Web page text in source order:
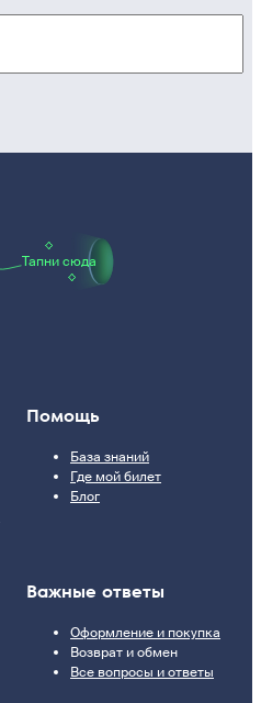
Тапни сюда
Помощь
База знаний
Где мой билет
Блог
Важные ответы
Оформление и покупка
Возврат и обмен
Все вопросы и ответы